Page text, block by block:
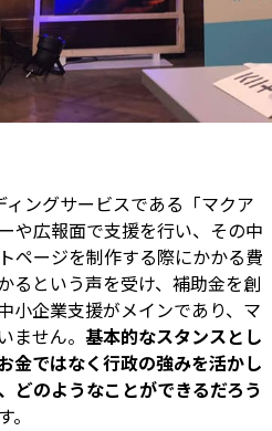
ングサービスである「マクア
や広報面で支援を行い、その中
ページを制作する際にかかる費
るという声を受け、補助金を創
小企業支援がメインであり、マ
ません。 基本的なスタンスとし
金ではなく行政の強みを活かし
どのようなことができるだろう